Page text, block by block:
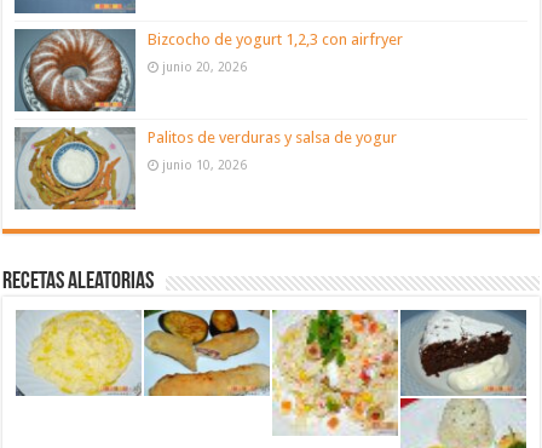
Bizcocho de yogurt 1,2,3 con airfryer
junio 20, 2026
Palitos de verduras y salsa de yogur
junio 10, 2026
Recetas aleatorias